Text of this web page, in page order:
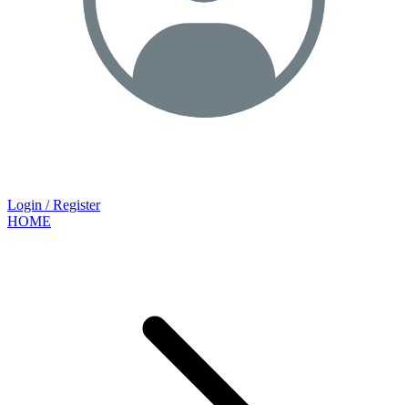
Login / Register
HOME